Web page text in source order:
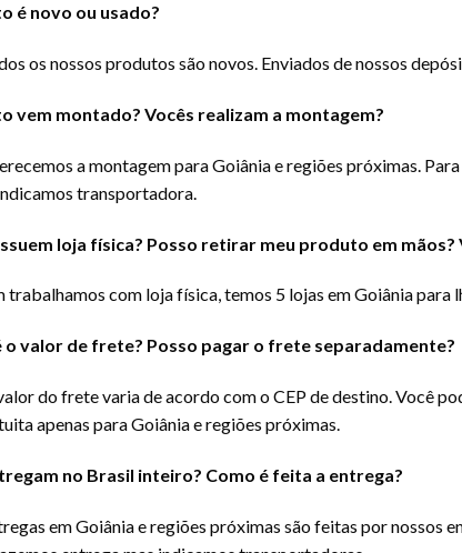
é novo ou usado?
os nossos produtos são novos. Enviados de nossos
vem montado? Vocês realizam a montagem?
a montagem para Goiânia e regiões próximas.
transportadora.
loja física? Posso retirar meu produto em mãos?
trabalhamos com loja física, temos 5 lojas em Goiânia para
o valor de frete? Posso pagar o frete separadamente?
do frete varia de acordo com o CEP de destino. Você
apenas para Goiânia e regiões próximas.
no Brasil inteiro? Como é feita a entrega?
em Goiânia e regiões próximas são feitas por nossos